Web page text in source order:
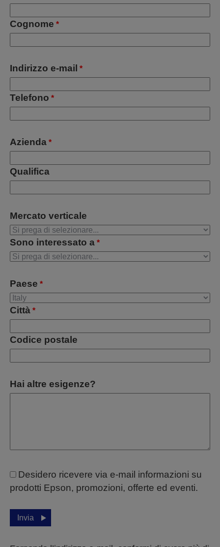
Cognome *
Indirizzo e-mail *
Telefono *
Azienda *
Qualifica
Mercato verticale
Sono interessato a *
Paese *
Città *
Codice postale
Hai altre esigenze?
Desidero ricevere via e-mail informazioni su
prodotti Epson, promozioni, offerte ed eventi.
Invia